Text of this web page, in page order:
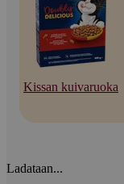
Kissan kuivaruoka
Ladataan...